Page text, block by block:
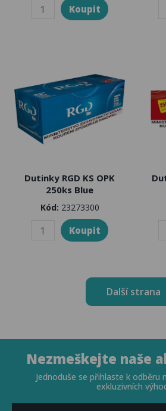
Dutinky RGD KS OPK
250ks Blue
Kód: 23273300
Další strana
Nezmeškejte naše
Jednoduše se přihlaste k odběru
exkluzivních